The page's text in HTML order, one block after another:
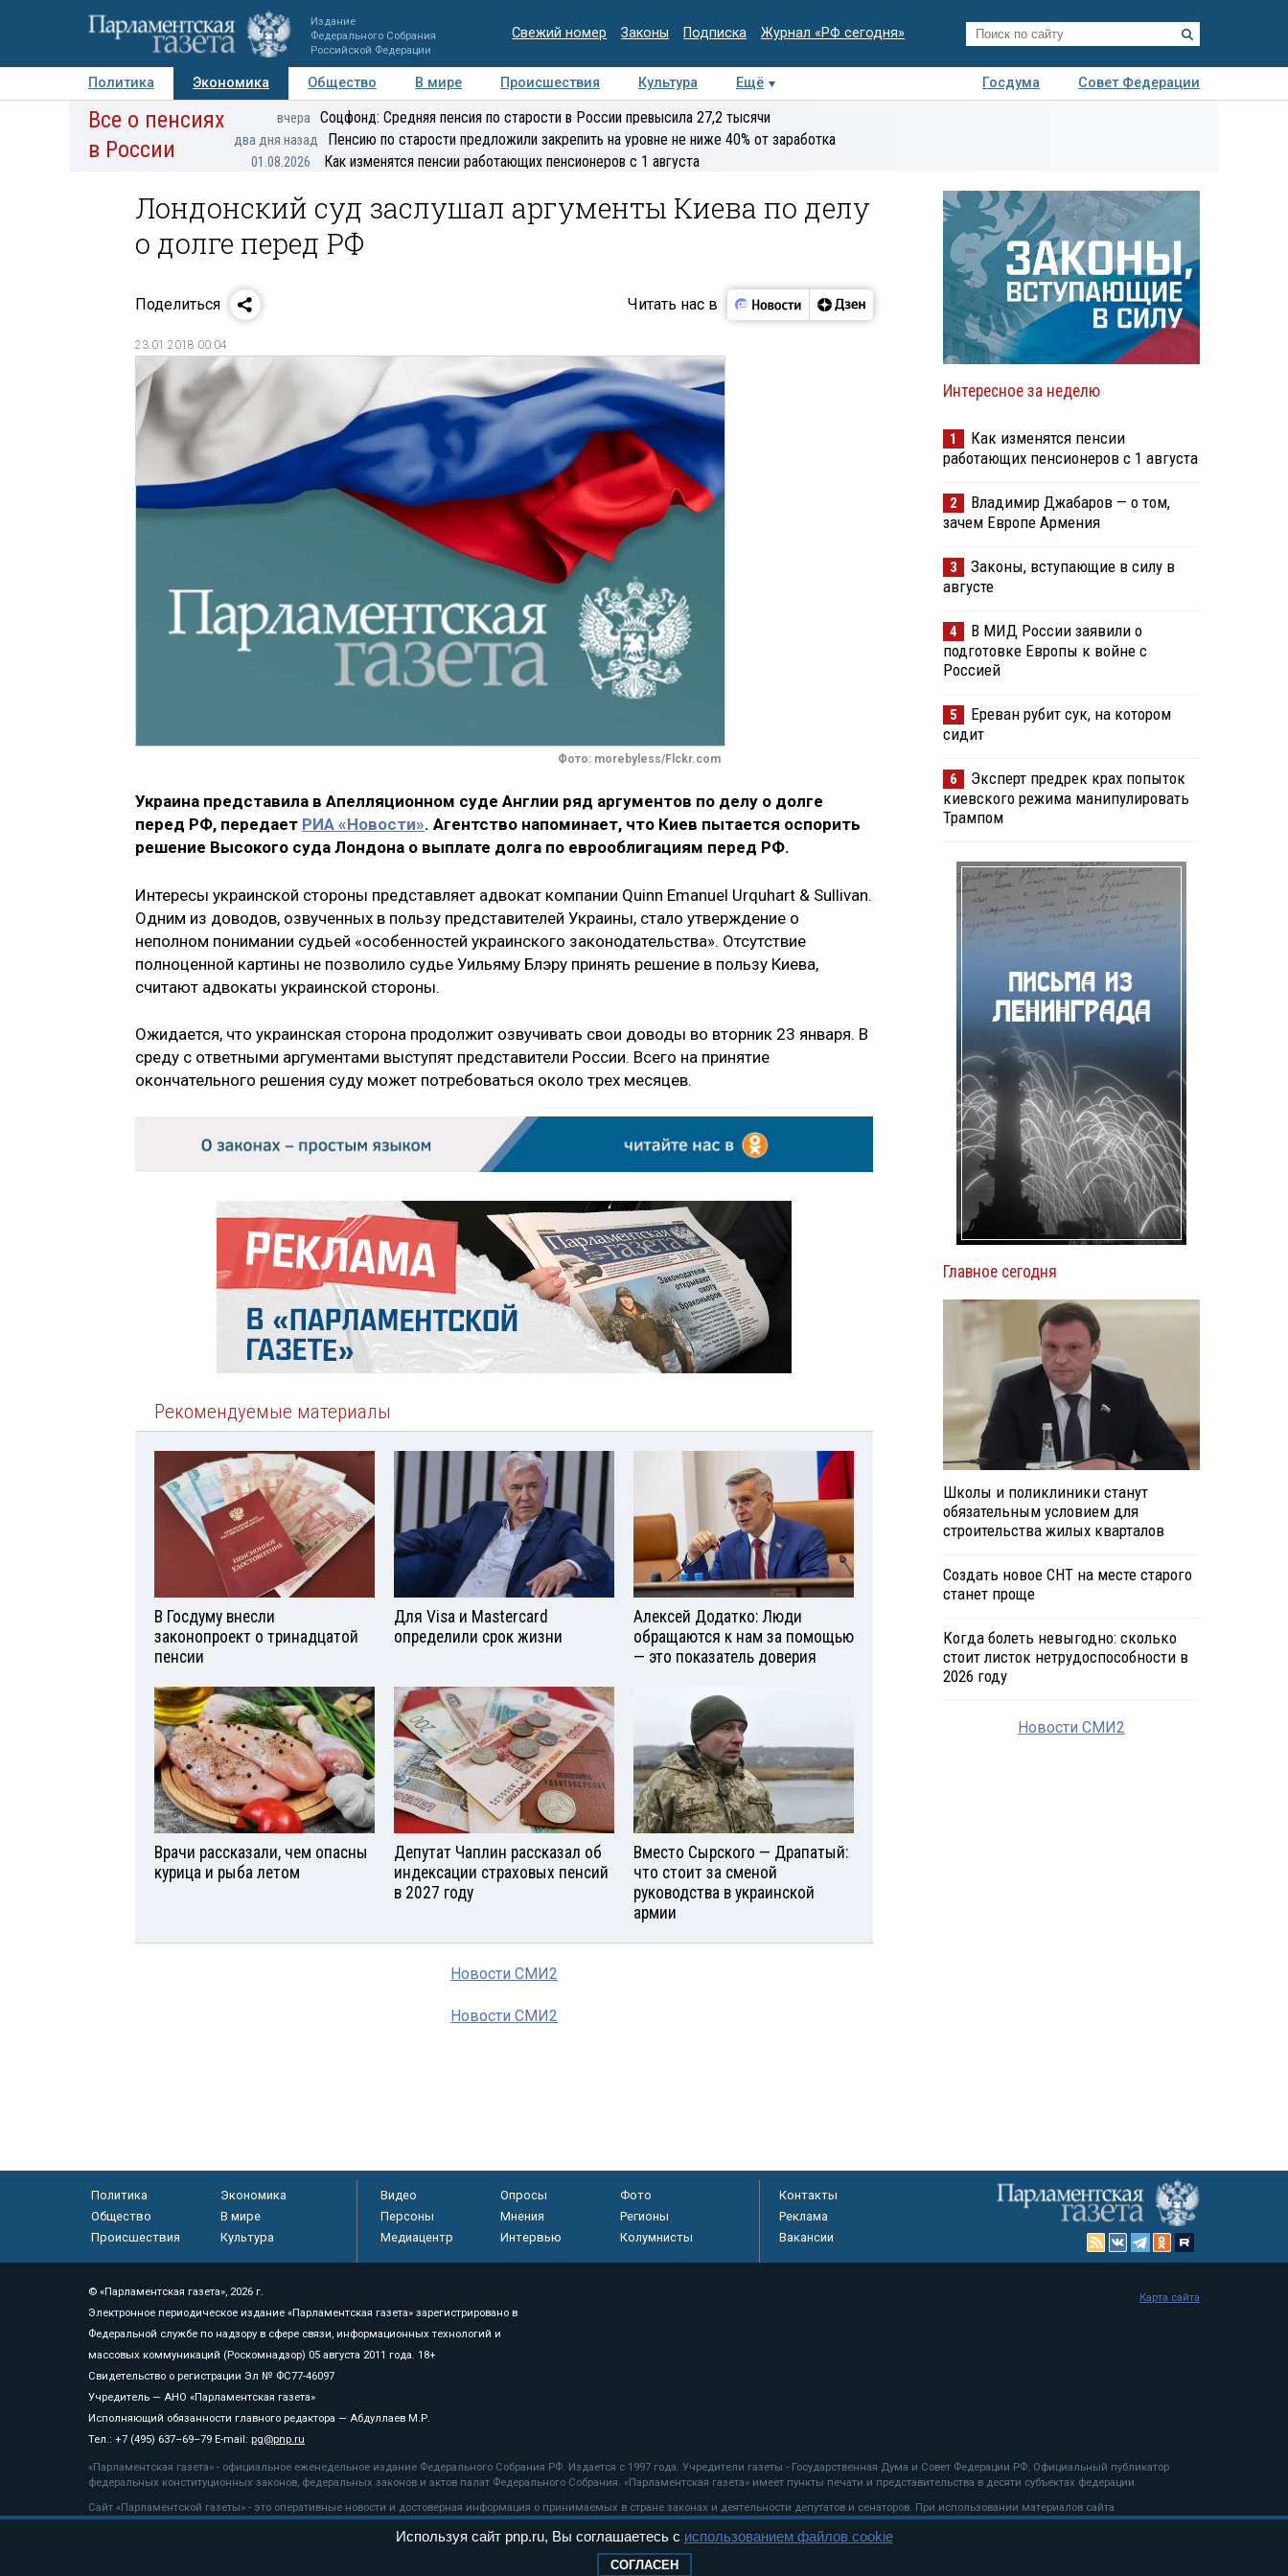
Издание
Федерального Собрания
Российской Федерации
Свежий номер Законы Подписка Журнал «РФ сегодня»
Политика Экономика Общество В мире Происшествия Культура Ещё Госдума
Совет Федерации
Авторы Персоны Мнения Регионы Медиацентр Интервью Колумнисты
экспертиза
Все о пенсиях
в России
вчера Соцфонд: Средняя пенсия по старости в России превысила 27,2 тысячи
два дня назад Пенсию по старости предложили закрепить на уровне не ниже 40% от заработка
01.08.2026 Как изменятся пенсии работающих пенсионеров с 1 августа
Лондонский суд заслушал аргументы Киева по делу
о долге перед РФ
Поделиться Читать нас в
23.01.2018 00:04
Фото: morebyless/Flckr.com
Украина представила в Апелляционном суде Англии ряд аргументов по делу о долге
перед РФ, передает РИА «Новости». Агентство напоминает, что Киев пытается оспорить
решение Высокого суда Лондона о выплате долга по еврооблигациям перед РФ.
Интересы украинской стороны представляет адвокат компании Quinn Emanuel Urquhart & Sullivan.
Одним из доводов, озвученных в пользу представителей Украины, стало утверждение о
неполном понимании судьей «особенностей украинского законодательства». Отсутствие
полноценной картины не позволило судье Уильяму Блэру принять решение в пользу Киева,
считают адвокаты украинской стороны.
Ожидается, что украинская сторона продолжит озвучивать свои доводы во вторник 23 января. В
среду с ответными аргументами выступят представители России. Всего на принятие
окончательного решения суду может потребоваться около трех месяцев.
Рекомендуемые материалы
В Госдуму внесли
законопроект о тринадцатой
пенсии
Для Visа и Mastercard
определили срок жизни
Алексей Додатко: Люди
обращаются к нам за помощью
— это показатель доверия
Врачи рассказали, чем опасны
курица и рыба летом
Депутат Чаплин рассказал об
индексации страховых пенсий
в 2027 году
Вместо Сырского — Драпатый:
что стоит за сменой
руководства в украинской
армии
Новости СМИ2
Новости СМИ2
Интересное за неделю
1
Как изменятся пенсии
работающих пенсионеров с 1 августа
2
Владимир Джабаров — о том,
зачем Европе Армения
3
Законы, вступающие в силу в
августе
4
В МИД России заявили о
подготовке Европы к войне с
Россией
5
Ереван рубит сук, на котором
сидит
6
Эксперт предрек крах попыток
киевского режима манипулировать
Трампом
Главное сегодня
Школы и поликлиники станут
обязательным условием для
строительства жилых кварталов
Создать новое СНТ на месте старого
станет проще
Когда болеть невыгодно: сколько
стоит листок нетрудоспособности в
2026 году
Новости СМИ2
Политика
Экономика
Общество
В мире
Происшествия
Культура
Видео Опросы
Фото
Персоны
Мнения
Регионы
Медиацентр
Интервью Колумнисты
Контакты
Реклама
Вакансии
© «Парламентская газета», 2026 г.
Электронное периодическое издание «Парламентская газета» зарегистрировано в
Федеральной службе по надзору в сфере связи, информационных технологий и
массовых коммуникаций (Роскомнадзор) 05 августа 2011 года. 18+
Свидетельство о регистрации Эл № ФС77-46097
Учредитель — АНО «Парламентская газета»
Исполняющий обязанности главного редактора — Абдуллаев М.Р.
Тел.: +7 (495) 637–69–79 E-mail: pg@pnp.ru
«Парламентская газета» - официальное еженедельное издание Федерального Собрания РФ. Издается с 1997 года. Учредители газеты - Государственная Дума и Совет Федерации РФ. Официальный публикатор
федеральных конституционных законов, федеральных законов и актов палат Федерального Собрания. «Парламентская газета» имеет пункты печати и представительства в десяти субъектах федерации.
Сайт «Парламентской газеты» - это оперативные новости и достоверная информация о принимаемых в стране законах и деятельности депутатов и сенаторов. При использовании материалов сайта
«Парламентской газеты» активная ссылка на pnp.ru обязательна.
рекомендательные технологии
Карта сайта
Используя сайт pnp.ru, Вы соглашаетесь с использованием файлов cookie
СОГЛАСЕН